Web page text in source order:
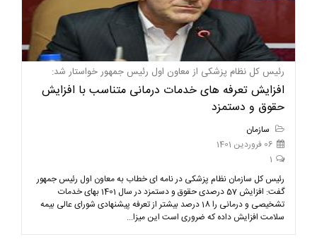
رئیس کل نظام پزشکی از معاون اول رئیس جمهور خواستار شد:
افزایش تعرفه های خدمات درمانی متناسب با افزایش
حقوق و دستمزد
سازمان
06 فروردین 1401
1
رئیس کل سازمان نظام پزشکی در نامه ای خطاب به معاون اول رئیس جمهور
گفت: افزایش 57 درصدی حقوق و دستمزد در سال 1401 بهای خدمات
تشخیصی و درمانی را 18 درصد بیشتر از تعرفه پیشنهادی شورای عالی بیمه
سلامت افزایش داده که ضروری است این میزا...